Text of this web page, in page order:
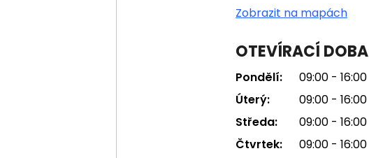
Zobrazit na mapách
OTEVÍRACÍ DOBA
Pondělí:
09:00 - 16:00
Úterý:
09:00 - 16:00
Středa:
09:00 - 16:00
Čtvrtek:
09:00 - 16:00